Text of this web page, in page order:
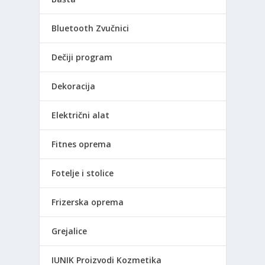
Bluetooth Zvučnici
Dečiji program
Dekoracija
Električni alat
Fitnes oprema
Fotelje i stolice
Frizerska oprema
Grejalice
IUNIK Proizvodi Kozmetika